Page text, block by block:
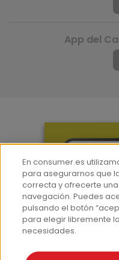
Corpus
App del
En consumer.es
para asegurarnos que
correcta y ofrecerte
navegación. Puedes
pulsando el botón
para elegir libremente
necesidades.